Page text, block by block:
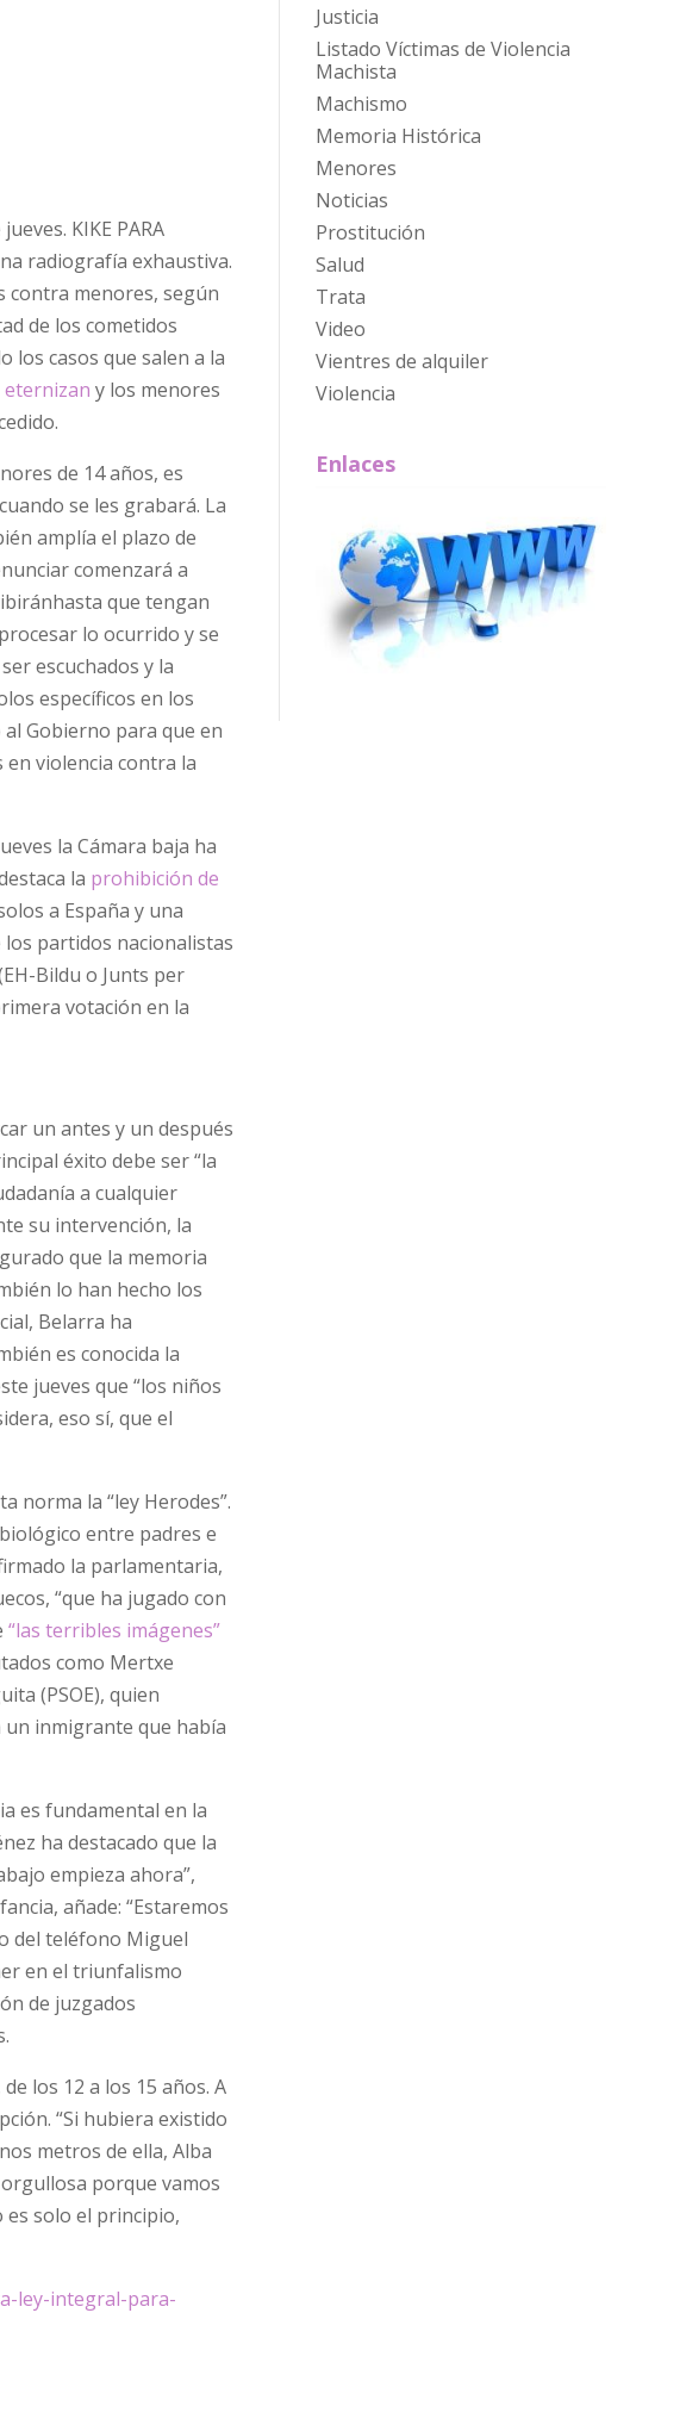
KIKE PARA
radiografía exhaustiva.
contra menores, según
de los cometidos
los casos que salen a la
eternizan y los menores
de 14 años, es
se les grabará. La
amplía el plazo de
comenzará a
que tengan
lo ocurrido y se
escuchados y la
específicos en los
Gobierno para que en
en violencia contra la
la Cámara baja ha
la prohibición de
a España y una
partidos nacionalistas
Bildu o Junts per
votación en la
un antes y un después
éxito debe ser “la
a cualquier
su intervención, la
que la memoria
lo han hecho los
Belarra ha
es conocida la
jueves que “los niños
eso sí, que el
norma la “ley Herodes”.
entre padres e
la parlamentaria,
“que ha jugado con
“las terribles imágenes”
como Mertxe
(PSOE), quien
un inmigrante que había
es fundamental en la
ha destacado que la
empieza ahora”,
añade: “Estaremos
del teléfono Miguel
en el triunfalismo
de juzgados
los 12 a los 15 años. A
“Si hubiera existido
metros de ella, Alba
porque vamos
es solo el principio,
ley-integral-para-
Justicia
Listado Víctimas de Violencia
Machista
Machismo
Memoria Histórica
Menores
Noticias
Prostitución
Salud
Trata
Video
Vientres de alquiler
Violencia
Enlaces